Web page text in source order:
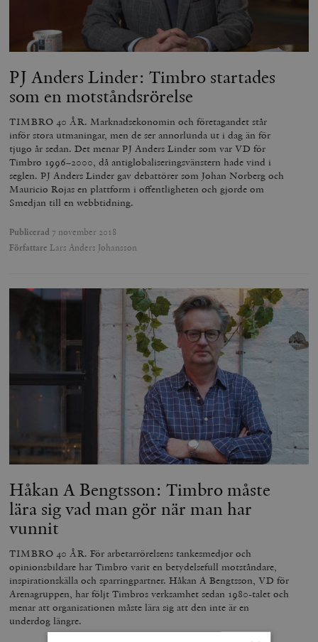
PJ Anders Linder: Timbro startades
som en motståndsrörelse
TIMBRO 40 ÅR. Marknadsekonomin och företagandet står
inför stora utmaningar, men de ser annorlunda ut i dag än för
tjugo år sedan. Det menar PJ Anders Linder som var VD för
Timbro 1996–2000, då antiglobaliseringsvänstern hade vind i
seglen. PJ Anders Linder gav debattörer som Johan Norberg och
Mauricio Rojas en plattform i offentligheten och gjorde om
Smedjan till en webbtidning.
Publicerad 7 november 2018
Författare Lars Anders Johansson
Håkan A Bengtsson: Timbro måste
lära sig vad man gör när man har
vunnit
TIMBRO 40 ÅR. För arbetarrörelsens tankesmedjor och
opinionsbildare har Timbro varit en betydelsefull motståndare,
inspirationskälla och sparringpartner. Håkan A Bengtsson, VD för
Arenagruppen, har följt Timbros verksamhet sedan 1980-talet och
menar att organisationen måste lära sig att den inte är en
underdog längre.